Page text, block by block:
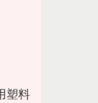
塑料